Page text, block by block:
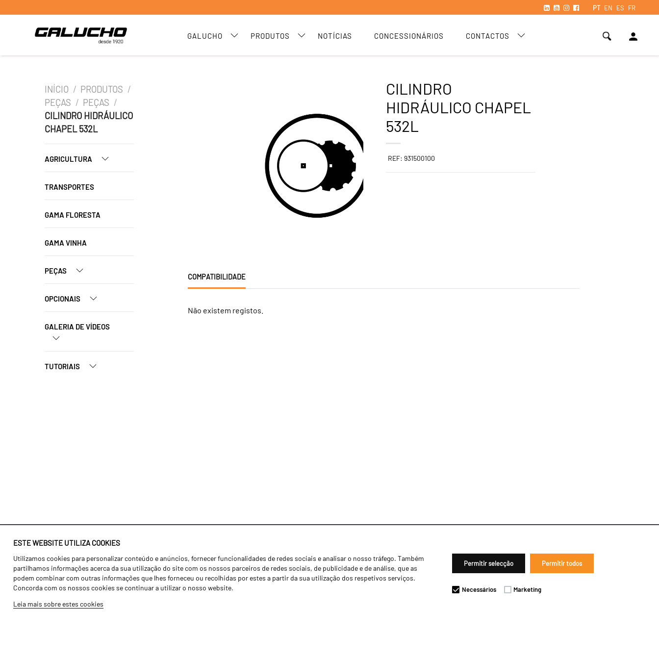
PT EN ES FR
GALUCHO PRODUTOS NOTÍCIAS CONCESSIONÁRIOS CONTACTOS person
ESTE WEBSITE UTILIZA COOKIES
Utilizamos cookies para personalizar conteúdo e anúncios, fornecer funcionalidades de redes sociais e analisar o nosso tráfego. Também
partilhamos informações acerca da sua utilização do site com os nossos parceiros de redes sociais, de publicidade e de análise, que as
podem combinar com outras informações que lhes forneceu ou recolhidas por estes a partir da sua utilização dos respetivos serviços.
Concorda com os nossos cookies se continuar a utilizar o nosso website.
Leia mais sobre estes cookies
Permitir selecção Permitir todos
Necessários Marketing
INÍCIO / PRODUTOS /
PEÇAS / PEÇAS /
CILINDRO HIDRÁULICO
CHAPEL 532L
AGRICULTURA
TRANSPORTES
GAMA FLORESTA
GAMA VINHA
PEÇAS
OPCIONAIS
GALERIA DE VÍDEOS
TUTORIAIS
CILINDRO
HIDRÁULICO CHAPEL
532L
REF: 931500100
COMPATIBILIDADE
Não existem registos.
Identidade
História
Fábrica / Produção
Recursos Humanos
Agricultura
Transportes
Gama Floresta
Notícias
Concessionários